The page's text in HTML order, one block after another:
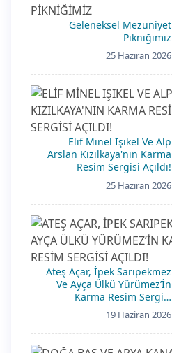
Geleneksel Mezuniyet
Pikniğimiz
25 Haziran 2026
Elif Minel Işıkel Ve Alp
Arslan Kızılkaya'nın Karma
Resim Sergisi Açıldı!
25 Haziran 2026
Ateş Açar, İpek Sarıpekmez
Ve Ayça Ülkü Yürümez’İn
Karma Resim Sergisi
Açıldı!
19 Haziran 2026